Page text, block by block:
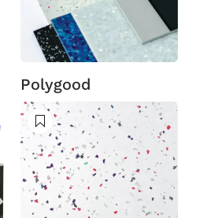
Polygood
Suivre